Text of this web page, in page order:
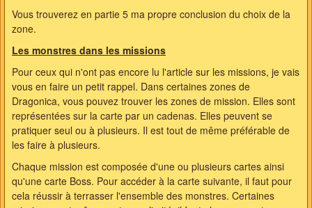
Vous trouverez en partie 5 ma propre conclusion du choix de la
zone.
Les monstres dans les missions
Pour ceux qui n'ont pas encore lu l'article sur les missions, je vais
vous en faire un petit rappel. Dans certaines zones de
Dragonica, vous pouvez trouver les zones de mission. Elles sont
représentées sur la carte par un cadenas. Elles peuvent se
pratiquer seul ou à plusieurs. Il est tout de même préférable de
les faire à plusieurs.
Chaque mission est composée d'une ou plusieurs cartes ainsi
qu'une carte Boss. Pour accéder à la carte suivante, il faut pour
cela réussir à terrasser l'ensemble des monstres. Certaines